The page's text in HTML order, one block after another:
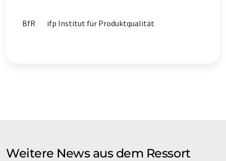
BfR ifp Institut für Produktqualität
Weitere News aus dem Ressort